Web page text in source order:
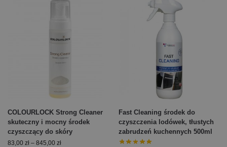
COLOURLOCK Strong Cleaner
skuteczny i mocny środek
czyszczący do skóry
83,00 zł – 845,00 zł
Fast Cleaning środek do
czyszczenia lodówek, tłustych
zabrudzeń kuchennych 500ml